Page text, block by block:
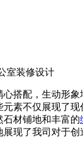
室装修设计
搭配，生动形
素不仅展现了
材铺地和丰富的
现了我司对于创